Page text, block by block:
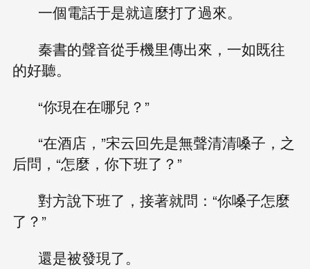
一個電話于是就這麼打了過來。
秦書的聲音從手機里傳出來，一如既往
的好聽。
“你現在在哪兒？”
“在酒店，”宋云回先是無聲清清嗓子，之
后問，“怎麼，你下班了？”
對方說下班了，接著就問：“你嗓子怎麼
了？”
還是被發現了。